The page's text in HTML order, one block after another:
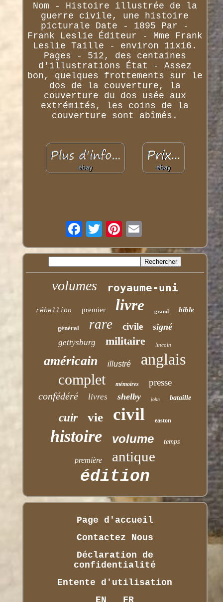
Nom - Histoire illustrée de la
guerre civile, une histoire
picturale Date - 1895 Par -
Frank Leslie Éditeur - Mme Frank
Leslie Taille - environ 11x16.
Pages - 512, des centaines
d'illustrations État - Assez
bon, quelques frottements sur le
dos de la couverture, la
couverture du dos usée aux
extrémités, les coins de la
couverture sont abîmés.
volumes royaume-uni
rébellion premier livre grand bible
général rare civile signé
gettysburg militaire lincoln
américain illustré anglais
complet mémoires presse
confédéré livres shelby john bataille
cuir vie civil easton
histoire volume temps
première antique
édition
Page d'accueil
Contactez Nous
Déclaration de
confidentialité
Entente d'utilisation
EN
FR